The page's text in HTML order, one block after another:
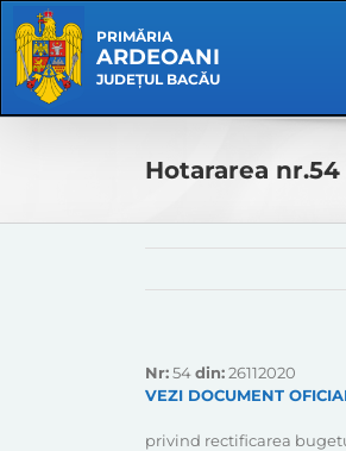
content
Navigation
PRIMĂRIA
ARDEOANI
JUDEȚUL BACĂU
Hotararea nr.54
Nr:54din:26112020
VEZI DOCUMENT
privind rectificarea